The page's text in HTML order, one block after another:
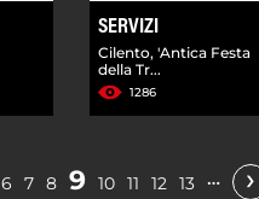
SERVIZI
Cilento, 'Antica Festa
della Tr...
1286
6 7 8 9 10 11 12 13 … ›